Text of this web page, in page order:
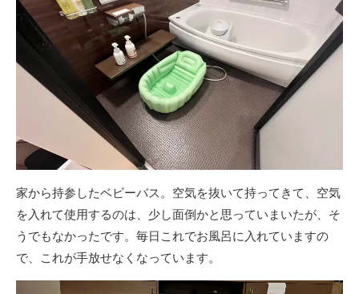
家から持参したベビーバス。空気を抜いて持ってきて、空気
を入れて使用するのは、少し面倒かと思っていまいたが、そ
うでもなかったです。毎日これでお風呂に入れていますの
で、これが手放せなくなっています。